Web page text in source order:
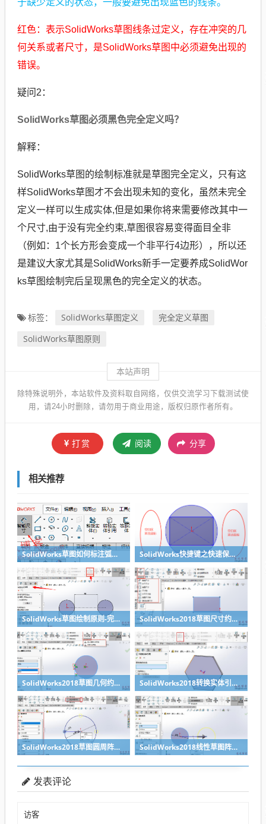
于缺少定义的状态，一般要避免出现蓝色的线条。
红色：表示SolidWorks草图线条过定义，存在冲突的几
何关系或者尺寸，是SolidWorks草图中必须避免出现的
错误。
疑问2：
SolidWorks草图必须黑色完全定义吗？
解释：
SolidWorks草图的绘制标准就是草图完全定义，只有这
样SolidWorks草图才不会出现未知的变化，虽然未完全
定义一样可以生成实体,但是如果你将来需要修改其中一
个尺寸,由于没有完全约束,草图很容易变得面目全非
（例如：1个长方形会变成一个非平行4边形），所以还
是建议大家尤其是SolidWorks新手一定要养成SolidWor
ks草图绘制完后呈现黑色的完全定义的状态。
标签： SolidWorks草图定义
完全定义草图
SolidWorks草图原则
本站声明
除特殊说明外，本站软件及资料取自网络，仅供交流学习下载测试使
用，请24小时删除，请勿用于商业用途，版权归原作者所有。
打赏 阅读 分享
相关推荐
SolidWorks草图如何标注弧长？ SolidWorks快捷键之快速保存草图，提高设计效率
SolidWorks草图绘制原则-完全定义草图 SolidWorks2018草图尺寸约束关系教程
SolidWorks2018草图几何约束关系总结 SolidWorks2018转换实体引用命令技巧
SolidWorks2018草图圆周阵列命令教程 SolidWorks2018线性草图阵列命令教程
发表评论